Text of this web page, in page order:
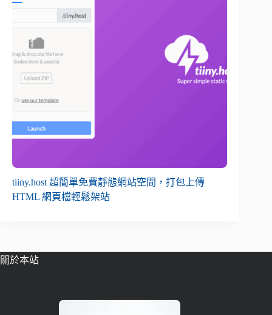
tiiny.host 超簡單免費靜態網站空間，打包上傳
HTML 網頁檔輕鬆架站
關於本站